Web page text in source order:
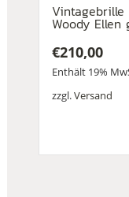
Woody
€210,00
Enthält 19%
zzgl.Versand